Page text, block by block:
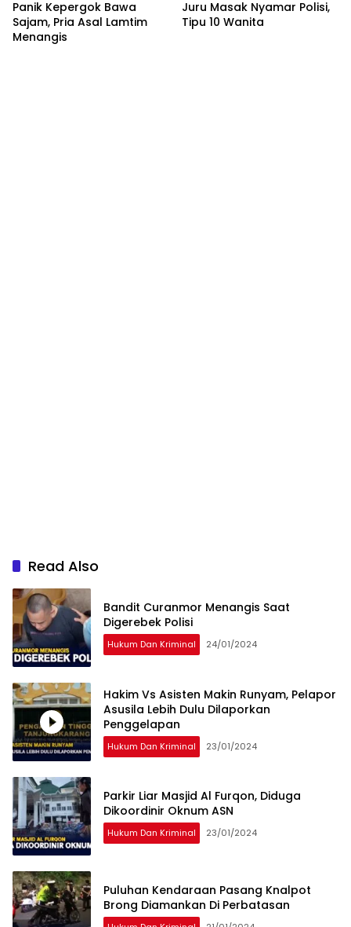
Panik Kepergok Bawa
Sajam, Pria Asal Lamtim
Menangis
Juru Masak Nyamar Polisi,
Tipu 10 Wanita
Read Also
Bandit Curanmor Menangis Saat
Digerebek Polisi
Hukum Dan Kriminal 24/01/2024
Hakim Vs Asisten Makin Runyam, Pelapor
Asusila Lebih Dulu Dilaporkan
Penggelapan
Hukum Dan Kriminal 23/01/2024
Parkir Liar Masjid Al Furqon, Diduga
Dikoordinir Oknum ASN
Hukum Dan Kriminal 23/01/2024
Puluhan Kendaraan Pasang Knalpot
Brong Diamankan Di Perbatasan